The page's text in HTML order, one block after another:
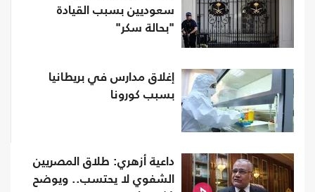
سعوديين بسبب القيادة
"بحالة سكر"
إغلاق مدارس في بريطانيا
بسبب كورونا
داعية أزهري: طلاق المصريين
الشفوي لا يحتسب.. ويوضح